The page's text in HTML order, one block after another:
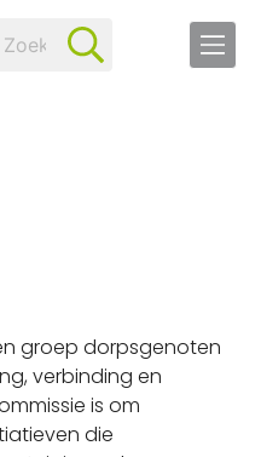
groep dorpsgenoten
verbinding en
is om
die